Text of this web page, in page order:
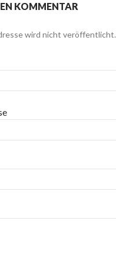
KOMMENTAR
wird nicht veröffentlicht.